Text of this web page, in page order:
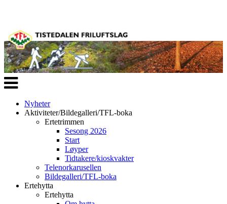
Veksle
navigasjon
Nyheter
Aktiviteter/Bildegalleri/TFL-boka
Ertetrimmen
Sesong 2026
Start
Løyper
Tidtakere/kioskvakter
Telenorkarusellen
Bildegalleri/TFL-boka
Ertehytta
Ertehytta